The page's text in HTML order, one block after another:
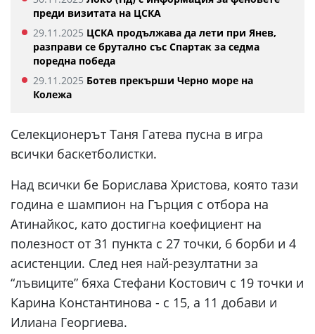
преди визитата на ЦСКА
29.11.2025 ЦСКА продължава да лети при Янев,
разправи се брутално със Спартак за седма
поредна победа
29.11.2025 Ботев прекърши Черно море на
Колежа
Селекционерът Таня Гатева пусна в игра
всички баскетболистки.
Над всички бе Борислава Христова, която тази
година е шампион на Гърция с отбора на
Атинайкос, като достигна коефициент на
полезност от 31 пункта с 27 точки, 6 борби и 4
асистенции. След нея най-резултатни за
“лъвиците” бяха Стефани Костович с 19 точки и
Карина Константинова - с 15, а 11 добави и
Илиана Георгиева.